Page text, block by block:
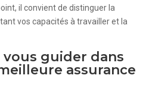
il convient de distinguer la
vos capacités à travailler et la
guider dans
assurance